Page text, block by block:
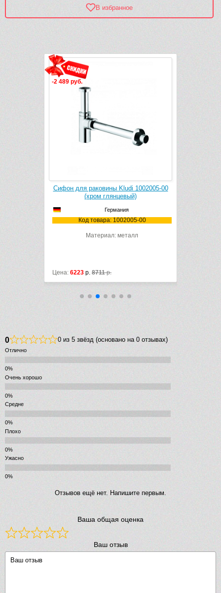
В избранное
-2 489 руб.
Сифон для раковины Kludi 1002005-00
(хром глянцевый)
Германия
Код товара: 1002005-00
Материал: металл
Цена: 6223 р. 8711р.
0 0 из 5 звёзд (основано на 0 отзывах)
Отлично
Очень хорошо
Средне
Плохо
Ужасно
Отзывов ещё нет. Напишите первым.
Ваша общая оценка
Ваш отзыв